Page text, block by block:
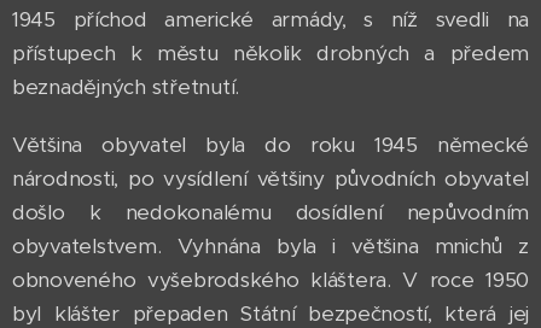
1945 příchod americké armády, s níž svedli na
přístupech k městu několik drobných a předem
beznadějných střetnutí.
Většina obyvatel byla do roku 1945 německé
národnosti, po vysídlení většiny původních obyvatel
došlo k nedokonalému dosídlení nepůvodním
obyvatelstvem. Vyhnána byla i většina mnichů z
obnoveného vyšebrodského kláštera. V roce 1950
byl klášter přepaden Státní bezpečností, která jej